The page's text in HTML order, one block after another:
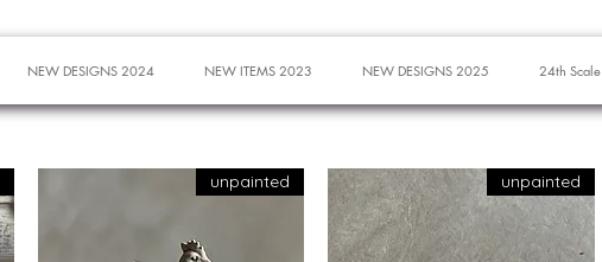
NEW DESIGNS 2024 NEW ITEMS 2023 NEW DESIGNS 2025 24th Scale
unpainted
unpainted